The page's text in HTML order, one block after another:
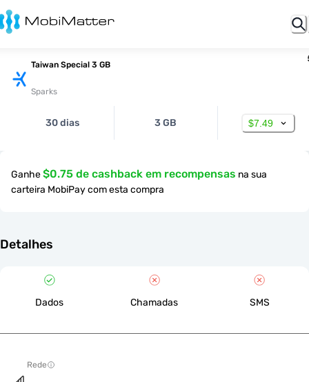
Taiwan Special 3 GB
Sparks
30 dias 3 GB $7.49
Ganhe$0.75 de cashback em recompensas na sua
carteira MobiPay com esta compra
Detalhes
Dados Chamadas SMS
Rede